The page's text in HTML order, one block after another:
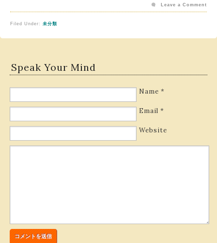
Filed Under: 未分類
Leave a Comment
Speak Your Mind
Name *
Email *
Website